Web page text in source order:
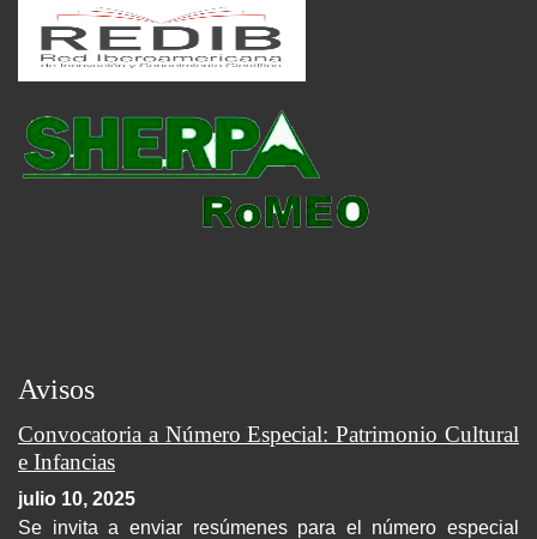
Avisos
Convocatoria a Número Especial: Patrimonio Cultural
e Infancias
julio 10, 2025
Se invita a enviar resúmenes para el número especial